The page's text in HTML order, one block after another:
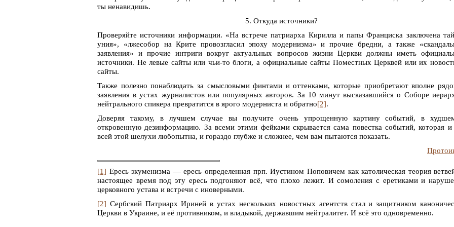
ты ненавидишь.
5. Откуда источники?
Проверяйте источники информации. «На встрече патриарха Кирилла и папы Франциска заключена
уния», «лжесобор на Крите провозгласил эпоху модернизма» и прочие бредни, а также
заявления» и прочие интриги вокруг актуальных вопросов жизни Церкви должны иметь
источники. Не левые сайты или чьи-то блоги, а официальные сайты Поместных Церквей или их
сайты.
Также полезно понаблюдать за смысловыми финтами и оттенками, которые приобретают вполне
заявления в устах журналистов или популярных авторов. За 10 минут высказавшийся о Соборе
нейтрального спикера превратится в ярого модерниста и обратно[2].
Доверяя такому, в лучшем случае вы получите очень упрощенную картину событий, в
откровенную дезинформацию. За всеми этими фейками скрывается сама повестка событий, которая и
всей этой шелухи любопытна, и гораздо глубже и сложнее, чем вам пытаются показать.
[1] Ересь экуменизма — ересь определенная прп. Иустином Поповичем как католическая теория
настоящее время под эту ересь подгоняют всё, что плохо лежит. И сомоления с еретиками и
церковного устава и встречи с иноверными.
[2] Сербский Патриарх Ириней в устах нескольких новостных агентств стал и защитником
Церкви в Украине, и её противником, и владыкой, державшим нейтралитет. И всё это одновременно.